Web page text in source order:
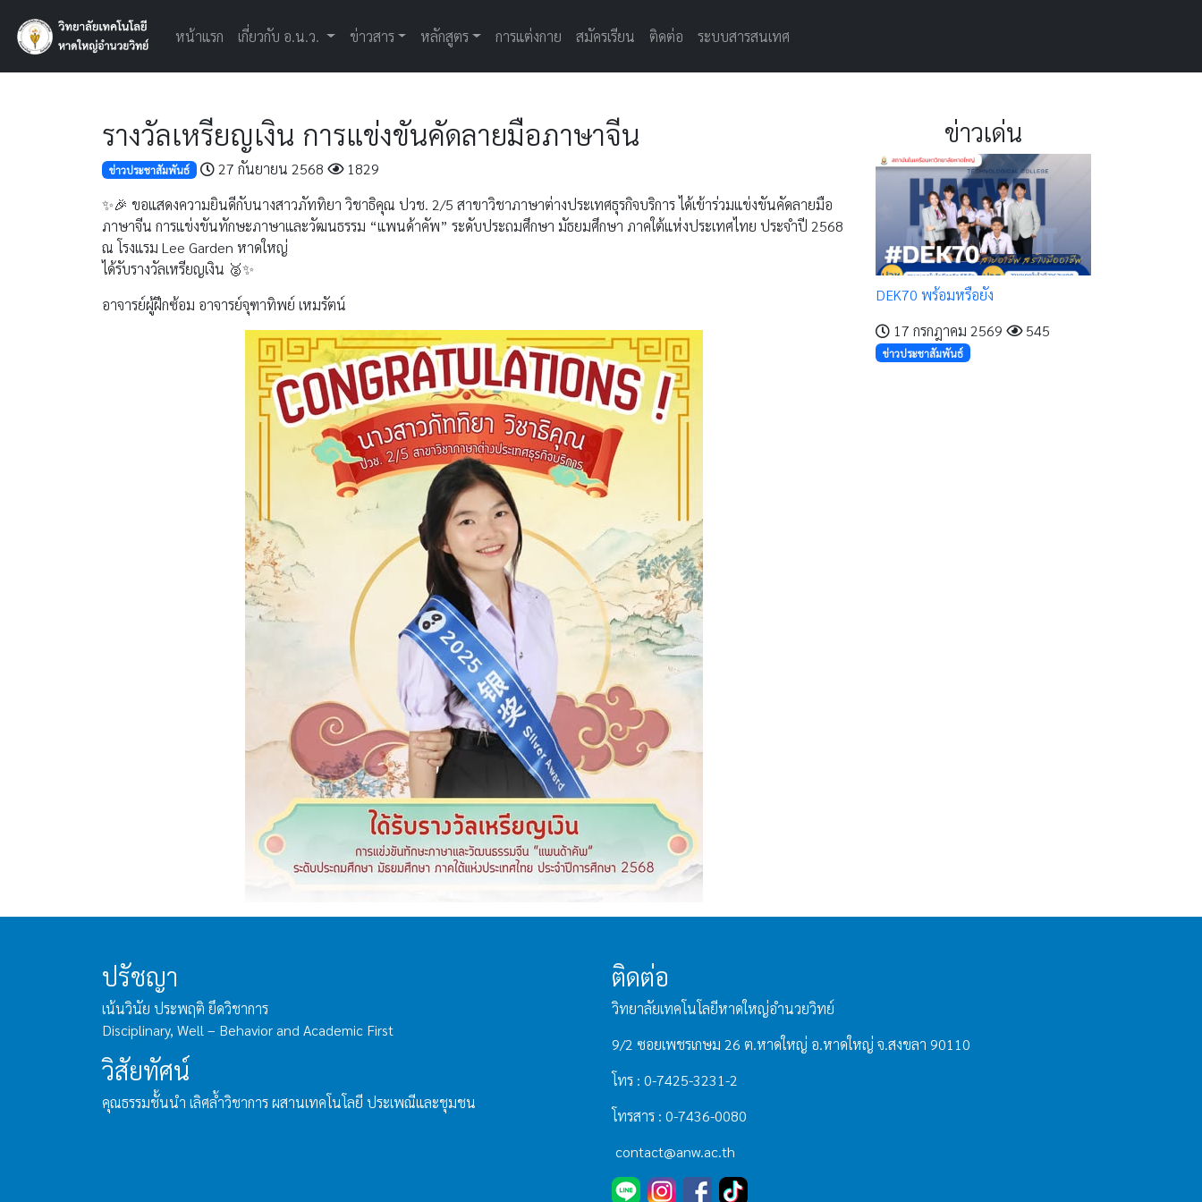
หน้าแรก เกี่ยวกับ อ.น.ว. ข่าวสาร หลักสูตร การแต่งกาย สมัครเรียน ติดต่อ ระบบสารสนเทศ
รางวัลเหรียญเงิน การแข่งขันคัดลายมือภาษาจีน
ข่าวประชาสัมพันธ์ 27 กันยายน 2568
1829
✨🎉 ขอแสดงความยินดีกับนางสาวภัททิยา วิชาธิคุณ ปวช. 2/5 สาขาวิชาภาษาต่างประเทศธุรกิจบริการ ได้เข้าร่วมแข่งขันคัดลายมือ
ภาษาจีน การแข่งขันทักษะภาษาและวัฒนธรรม “แพนด้าคัพ” ระดับประถมศึกษา มัธยมศึกษา ภาคใต้แห่งประเทศไทย ประจำปี 2568
ณ โรงแรม Lee Garden หาดใหญ่
ได้รับรางวัลเหรียญเงิน 🥈✨
อาจารย์ผู้ฝึกซ้อม อาจารย์จุฑาทิพย์ เหมรัตน์
ข่าวเด่น
DEK70 พร้อมหรือยัง
17 กรกฎาคม 2569
545
ข่าวประชาสัมพันธ์
ปรัชญา
เน้นวินัย ประพฤติ ยึดวิชาการ
Disciplinary, Well – Behavior and Academic First
วิสัยทัศน์
คุณธรรมชั้นนำ เลิศล้ำวิชาการ ผสานเทคโนโลยี ประเพณีและชุมชน
ติดต่อ
วิทยาลัยเทคโนโลยีหาดใหญ่อำนวยวิทย์
9/2 ซอยเพชรเกษม 26 ต.หาดใหญ่ อ.หาดใหญ่ จ.สงขลา 90110
โทร : 0-7425-3231-2
โทรสาร : 0-7436-0080
contact@anw.ac.th